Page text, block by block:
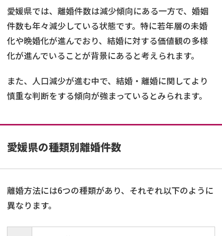
愛媛県では、離婚件数は減少傾向にある一方で、婚姻
件数も年々減少している状態です。特に若年層の未婚
化や晩婚化が進んでおり、結婚に対する価値観の多様
化が進んでいることが背景にあると考えられます。
また、人口減少が進む中で、結婚・離婚に関してより
慎重な判断をする傾向が強まっているとみられます。
愛媛県の種類別離婚件数
離婚方法には6つの種類があり、それぞれ以下のように
異なります。